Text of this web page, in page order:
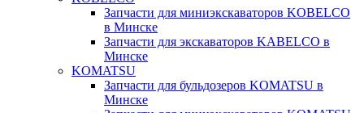
Запчасти для миниэкскаваторов KOBELCO
в Минске
Запчасти для экскаваторов KABELCO в
Минске
KOMATSU
Запчасти для бульдозеров KOMATSU в
Минске